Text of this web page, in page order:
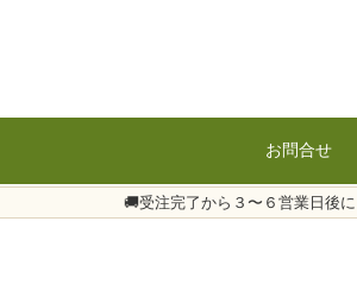
お問合せ
🚚受注完了から３〜６営業日後に